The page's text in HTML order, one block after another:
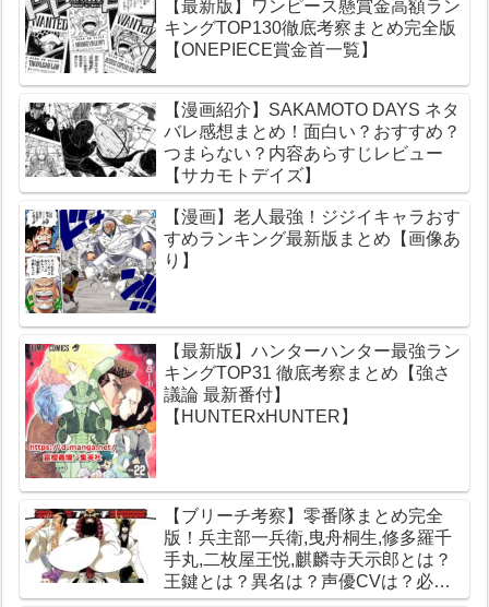
【最新版】ワンピース懸賞金高額ラン
キングTOP130徹底考察まとめ完全版
【ONEPIECE賞金首一覧】
【漫画紹介】SAKAMOTO DAYS ネタ
バレ感想まとめ！面白い？おすすめ？
つまらない？内容あらすじレビュー
【サカモトデイズ】
【漫画】老人最強！ジジイキャラおす
すめランキング最新版まとめ【画像あ
り】
【最新版】ハンターハンター最強ラン
キングTOP31 徹底考察まとめ【強さ
議論 最新番付】
【HUNTERxHUNTER】
【ブリーチ考察】零番隊まとめ完全
版！兵主部一兵衛,曳舟桐生,修多羅千
手丸,二枚屋王悦,麒麟寺天示郎とは？
王鍵とは？異名は？声優CVは？必殺
技は？【霊王宮】【泉湯鬼・穀王・刀